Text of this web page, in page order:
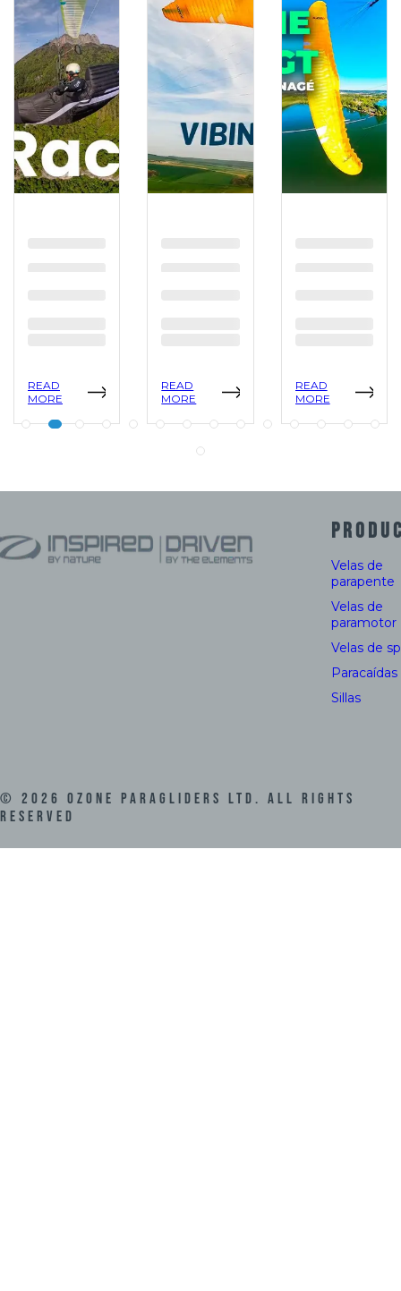
READ
MORE
READ
MORE
READ
MORE
Velas de
parapente
Velas de
paramotor
Velas de
Paracaídas
Sillas
© 2026 Ozone Paragliders LTD. All Rights
Reserved